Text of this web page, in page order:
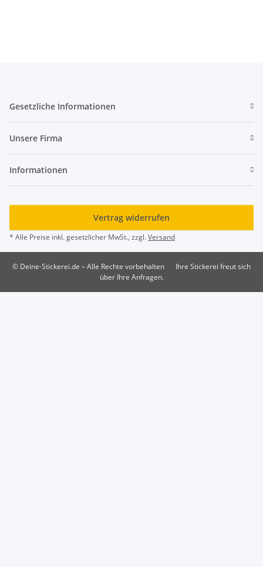
Gesetzliche Informationen
Unsere Firma
Informationen
Vertrag widerrufen
* Alle Preise inkl. gesetzlicher MwSt., zzgl.Versand
© Deine-Stickerei.de – Alle Rechte vorbehalten
Ihre Stickerei freut sich
über Ihre Anfragen.